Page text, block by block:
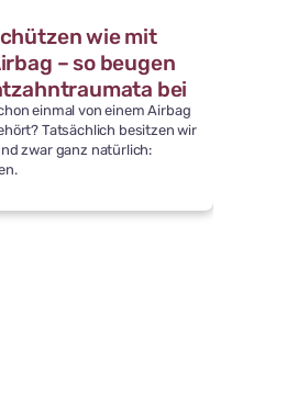
wie mit
– so beugen
bei
voreinmal von einem Airbag
Tatsächlich besitzen wir
zwar ganz natürlich: